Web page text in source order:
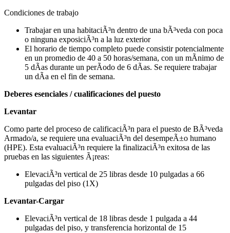
Condiciones de trabajo
Trabajar en una habitaciÃ³n dentro de una bÃ³veda con poca
o ninguna exposiciÃ³n a la luz exterior
El horario de tiempo completo puede consistir potencialmente
en un promedio de 40 a 50 horas/semana, con un mÃ­nimo de
5 dÃ­as durante un perÃ­odo de 6 dÃ­as. Se requiere trabajar
un dÃ­a en el fin de semana.
Deberes esenciales / cualificaciones del puesto
Levantar
Como parte del proceso de calificaciÃ³n para el puesto de BÃ³veda
Armado/a, se requiere una evaluaciÃ³n del desempeÃ±o humano
(HPE). Esta evaluaciÃ³n requiere la finalizaciÃ³n exitosa de las
pruebas en las siguientes Ã¡reas:
ElevaciÃ³n vertical de 25 libras desde 10 pulgadas a 66
pulgadas del piso (1X)
Levantar-Cargar
ElevaciÃ³n vertical de 18 libras desde 1 pulgada a 44
pulgadas del piso, y transferencia horizontal de 15